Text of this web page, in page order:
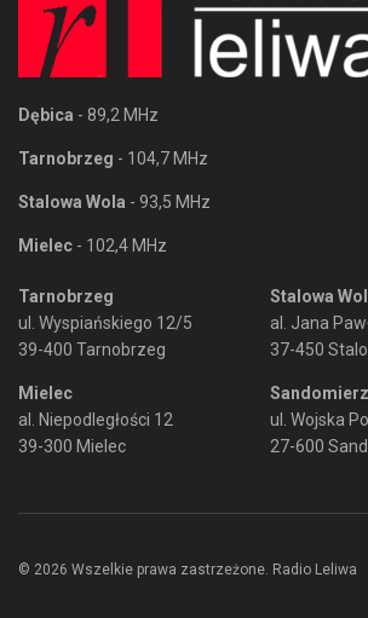
Dębica - 89,2 MHz
Tarnobrzeg - 104,7 MHz
Stalowa Wola - 93,5 MHz
Mielec - 102,4 MHz
Tarnobrzeg
ul. Wyspiańskiego 12/5
39-400 Tarnobrzeg
Mielec
al. Niepodległości 12
39-300 Mielec
Stalowa
al. Jana
37-450
Sandomierz
ul. Wojska
27-600
© 2026 Wszelkie prawa zastrzeżone. Radio Leliwa